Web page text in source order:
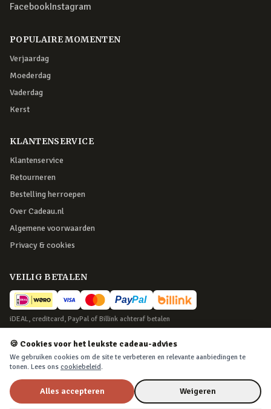
FacebookInstagram
POPULAIRE MOMENTEN
Verjaardag
Moederdag
Vaderdag
Kerst
KLANTENSERVICE
Klantenservice
Retourneren
Bestelling herroepen
Over Cadeau.nl
Algemene voorwaarden
Privacy & cookies
VEILIG BETALEN
iDEAL, creditcard, PayPal of Billink achteraf betalen
BEZORGING
Voor 22:45 besteld, morgen in huis. Tot 365 dagen retourneren.
©2026Cadeau.nl — Alle rechten voorbehouden
🍪 Cookies voor het leukste cadeau-advies
We gebruiken cookies om de site te verbeteren en relevante aanbiedingen te
tonen. Lees ons cookiebeleid.
Alles accepteren Weigeren